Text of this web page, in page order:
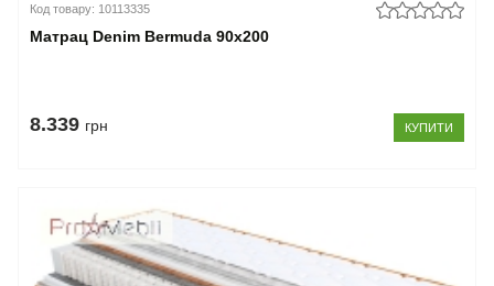
Код товару: 10113335
Матрац Denim Bermuda 90x200
8.339 грн КУПИТИ